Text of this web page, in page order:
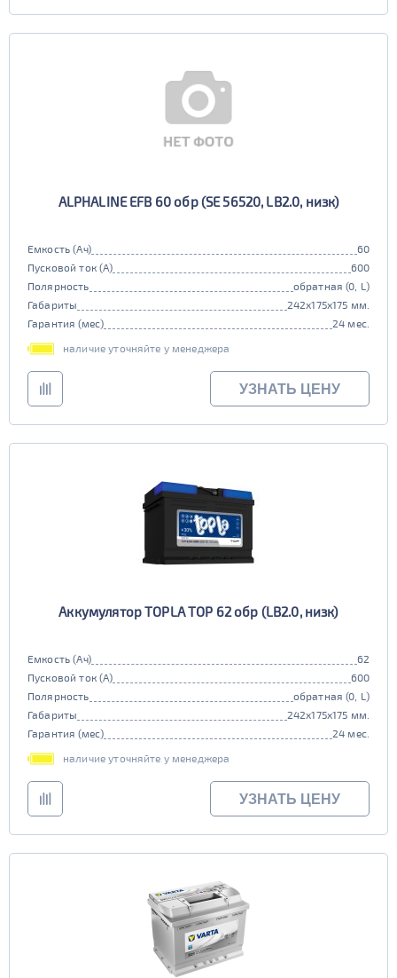
ALPHALINE EFB 60 обр (SE 56520, LB2.0, низк)
Емкость (Ач)
60
Пусковой ток (А)
600
Полярность
обратная (0, L)
Габариты
242x175x175 мм.
Гарантия (мес)
24 мес.
наличие уточняйте у менеджера
УЗНАТЬ ЦЕНУ
Аккумулятор TOPLA TOP 62 обр (LB2.0, низк)
Емкость (Ач)
62
Пусковой ток (А)
600
Полярность
обратная (0, L)
Габариты
242x175x175 мм.
Гарантия (мес)
24 мес.
наличие уточняйте у менеджера
УЗНАТЬ ЦЕНУ